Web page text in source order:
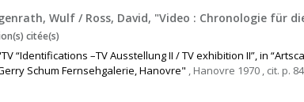
Wulf / Ross, David, "Video : Chronologie für
citée(s)
“Identifications –TV Ausstellung II / TV exhibition II”, in
Schum Fernsehgalerie, Hanovre" , Hanovre 1970 , cit. p. 84